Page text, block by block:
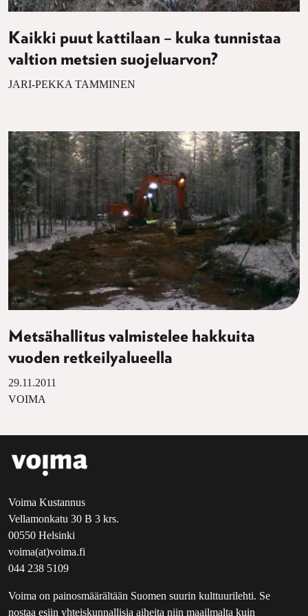
Kaikki puut kattilaan – kuka tunnistaa
valtion metsien suojeluarvon?
JARI-PEKKA TAMMINEN
Metsähallitus valmistelee hakkuita
vuoden retkeilyalueella
29.11.2011
VOIMA
Voima Kustannus
Vellamonkatu 30 B 3 krs.
00550 Helsinki
voima(at)voima.fi
044 238 5109
Voima on painosmäärältään Suomen suurin kulttuurilehti. Se
nostaa esiin yhteiskunnallisia aiheita niin maailmalta kuin